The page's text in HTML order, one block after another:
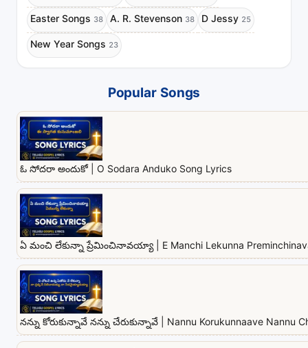
Easter Songs 38 A. R. Stevenson 38 D Jessy 25
New Year Songs 23
Popular Songs
ఓ సోదరా అందుకో | O Sodara Anduko Song Lyrics
ఏ మంచి లేకున్నా ప్రేమించినావయ్యా | E Manchi Lekunna
నన్ను కోరుకున్నావే నన్ను చేరుకున్నావే | Nannu Korukunnaave Nannu